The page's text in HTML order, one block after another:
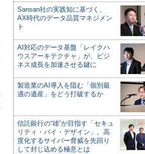
Sansan社の実践知に基づく、
AX時代のデータ品質マネジメン
ト
AI対応のデータ基盤「レイクハ
ウスアーキテクチャ」が、ビジ
ネス成長を加速させる鍵に
製造業のAI導入を阻む「個別最
適の遺産」をどう打破するか
信託銀行の“雄”が目指す「セキュ
リティ・バイ・デザイン」。高
度化するサイバー脅威を先回り
して封じ込める極意とは